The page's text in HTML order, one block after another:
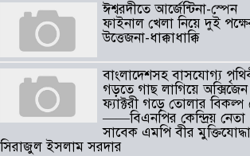
ঈশ্বরদীতে আর্জেন্টিনা-স্পেন
ফাইনাল খেলা নিয়ে দুই
উত্তেজনা-ধাক্কাধাক্কি
বাংলাদেশসহ বাসযোগ্য
গড়তে গাছ লাগিয়ে অক্সিজেন
ফ্যাক্টরী গড়ে তোলার বিকল্প
——বিএনপির কেন্দ্রিয় নেতা
সাবেক এমপি বীর মুক্তিযোদ্ধা
সিরাজুল ইসলাম সরদার